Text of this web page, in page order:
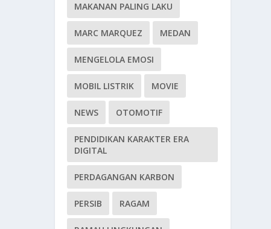
MAKANAN PALING LAKU
MARC MARQUEZ MEDAN
MENGELOLA EMOSI
MOBIL LISTRIK MOVIE
NEWS OTOMOTIF
PENDIDIKAN KARAKTER ERA
DIGITAL
PERDAGANGAN KARBON
PERSIB RAGAM